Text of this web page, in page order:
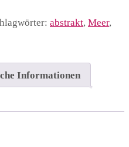
abstrakt, Meer,
Informationen